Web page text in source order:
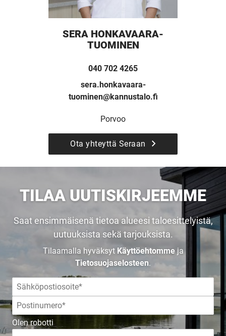
SERA HONKAVAARA-
TUOMINEN
040 702 4265
sera.honkavaara-
tuominen@kannustalo.fi
Porvoo
Ota yhteyttä Seraan
TILAA UUTISKIRJEEMME
Saat ensimmäisenä tietoa alueesi taloesittelyistä,
uutuuksista sekä tarjouksista.
Tilaamalla hyväksyt Käyttöehtommeja
Tietosuojaselosteen.
Olen robotti
Upea yli 200-sivuinen talokirja!
Tilaa esite